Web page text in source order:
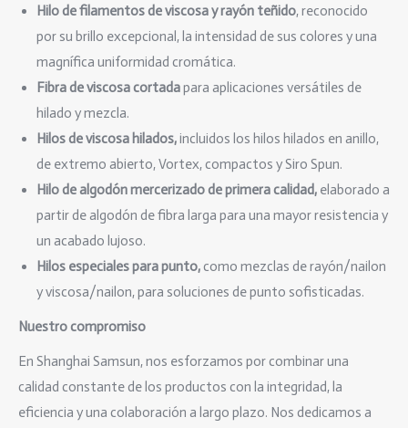
Hilo de filamentos de viscosa y rayón teñido, reconocido
por su brillo excepcional, la intensidad de sus colores y una
magnífica uniformidad cromática.
Fibra de viscosa cortadapara aplicaciones versátiles de
hilado y mezcla.
Hilos de viscosa hilados,incluidos los hilos hilados en anillo,
de extremo abierto, Vortex, compactos y Siro Spun.
Hilo de algodón mercerizado de primera calidad, elaborado a
partir de algodón de fibra larga para una mayor resistencia y
un acabado lujoso.
Hilos especiales para punto,como mezclas de rayón/nailon
y viscosa/nailon, para soluciones de punto sofisticadas.
Nuestro compromiso
En Shanghai Samsun, nos esforzamos por combinar una
calidad constante de los productos con la integridad, la
eficiencia y una colaboración a largo plazo. Nos dedicamos a